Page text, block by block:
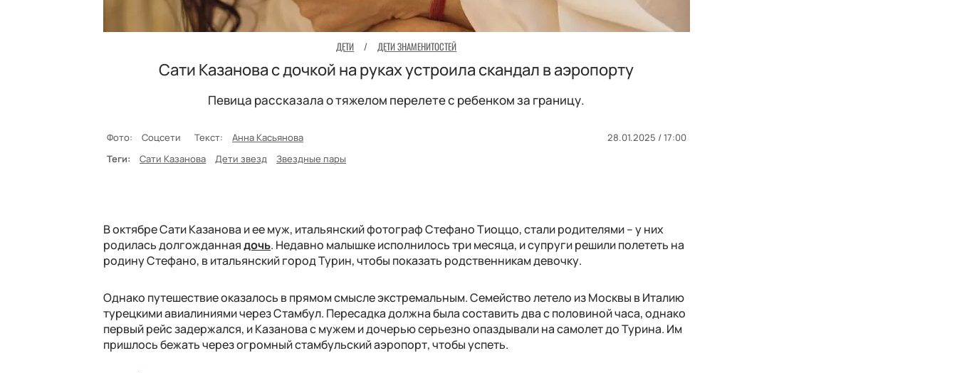
ДЕТИ / ДЕТИ ЗНАМЕНИТОСТЕЙ
Сати Казанова с дочкой на руках устроила скандал в аэропорту
Певица рассказала о тяжелом перелете с ребенком за границу.
Фото: Соцсети Текст: Анна Касьянова
28.01.2025 / 17:00
Теги:
Сати Казанова Дети звезд Звездные пары
В октябре Сати Казанова и ее муж, итальянский фотограф Стефано Тиоццо, стали родителями – у них
родилась долгожданнаядочь. Недавно малышке исполнилось три месяца, и супруги решили полететь на
родину Стефано, в итальянский город Турин, чтобы показать родственникам девочку.
Однако путешествие оказалось в прямом смысле экстремальным. Семейство летело из Москвы в Италию
турецкими авиалиниями через Стамбул. Пересадка должна была составить два с половиной часа, однако
первый рейс задержался, и Казанова с мужем и дочерью серьезно опаздывали на самолет до Турина. Им
пришлось бежать через огромный стамбульский аэропорт, чтобы успеть.